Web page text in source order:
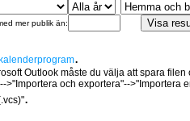
mer publik än:
.
Outlook måste du välja att spara filen
>"Importera och exportera"-->"Importera
.